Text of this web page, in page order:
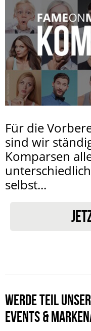
Für die
sind wir
Komparsen
selbst...
WERDE TEIL
EVENTS &